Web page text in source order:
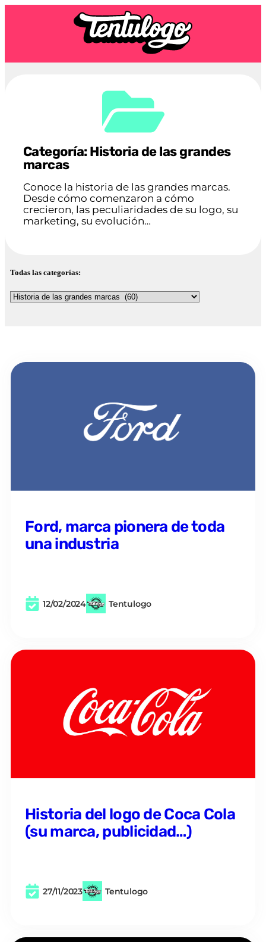
Categoría: Historia de las grandes
marcas
Conoce la historia de las grandes marcas.
Desde cómo comenzaron a cómo
crecieron, las peculiaridades de su logo, su
marketing, su evolución…
Todas las categorías:
Ford, marca pionera de toda
una industria
12/02/2024 Tentulogo
Historia del logo de Coca Cola
(su marca, publicidad…)
27/11/2023 Tentulogo